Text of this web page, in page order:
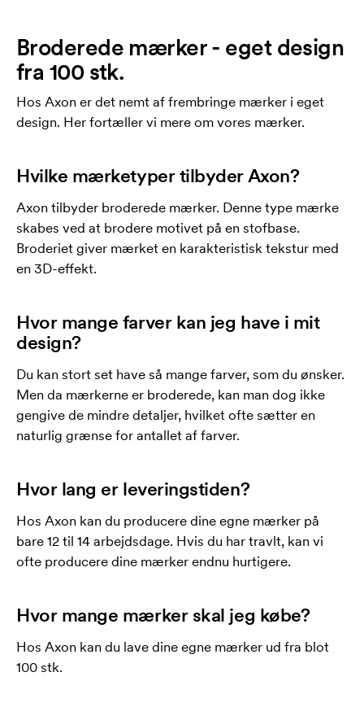
Broderede mærker - eget design
fra 100 stk.
Hos Axon er det nemt af frembringe mærker i eget
design. Her fortæller vi mere om vores mærker.
Hvilke mærketyper tilbyder Axon?
Axon tilbyder broderede mærker. Denne type mærke
skabes ved at brodere motivet på en stofbase.
Broderiet giver mærket en karakteristisk tekstur med
en 3D-effekt.
Hvor mange farver kan jeg have i mit
design?
Du kan stort set have så mange farver, som du ønsker.
Men da mærkerne er broderede, kan man dog ikke
gengive de mindre detaljer, hvilket ofte sætter en
naturlig grænse for antallet af farver.
Hvor lang er leveringstiden?
Hos Axon kan du producere dine egne mærker på
bare 12 til 14 arbejdsdage. Hvis du har travlt, kan vi
ofte producere dine mærker endnu hurtigere.
Hvor mange mærker skal jeg købe?
Hos Axon kan du lave dine egne mærker ud fra blot
100 stk.